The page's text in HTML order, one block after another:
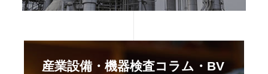
Image
産業設備・機器検査コラム・BV